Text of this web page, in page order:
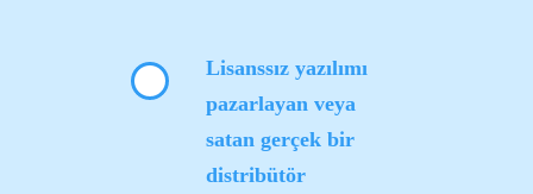
Lisanssız yazılımı
pazarlayan veya
satan gerçek bir
distribütör